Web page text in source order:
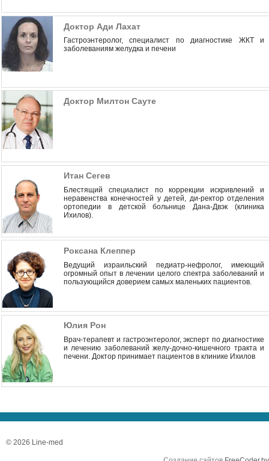
Доктор Ади Лахат
Гастроэнтеролог, специалист по диагностике ЖКТ и
заболеваниям желудка и печени
Доктор Милтон Сауте
Итан Сегев
Блестящий специалист по коррекции искривлений и
неравенства конечностей у детей, ди-ректор отделения
ортопедии в детской больнице Дана-Двэк (клиника
Ихилов).
Роксана Клеппер
Ведущий израильский педиатр-нефролог, имеющий
огромный опыт в лечении целого спектра заболеваний и
пользующийся доверием самых маленьких пациентов.
Юлия Рон
Врач-терапевт и гастроэнтеролог, эксперт по диагностике
и лечению заболеваний желу-дочно-кишечного тракта и
печени. Доктор принимает пациентов в клинике Ихилов
© 2026 Line-med